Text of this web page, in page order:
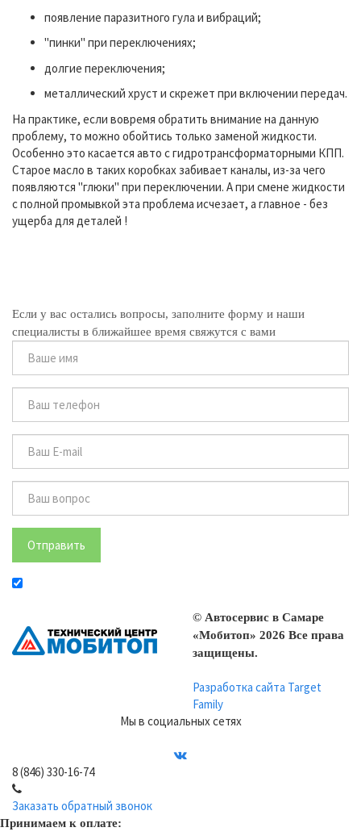
появление паразитного гула и вибраций;
"пинки" при переключениях;
долгие переключения;
металлический хруст и скрежет при включении передач.
На практике, если вовремя обратить внимание на данную
проблему, то можно обойтись только заменой жидкости.
Особенно это касается авто с гидротрансформаторными КПП.
Старое масло в таких коробках забивает каналы, из-за чего
появляются "глюки" при переключении. А при смене жидкости
с полной промывкой эта проблема исчезает, а главное - без
ущерба для деталей !
Если у вас остались вопросы, заполните форму и наши
специалисты в ближайшее время свяжутся с вами
Отправить
© Автосервис в Самаре
«Мобитоп» 2026 Все права
защищены.
Разработка сайта Target
Family
Мы в социальных сетях
8 (846) 330-16-74
Заказать обратный звонок
Принимаем к оплате: